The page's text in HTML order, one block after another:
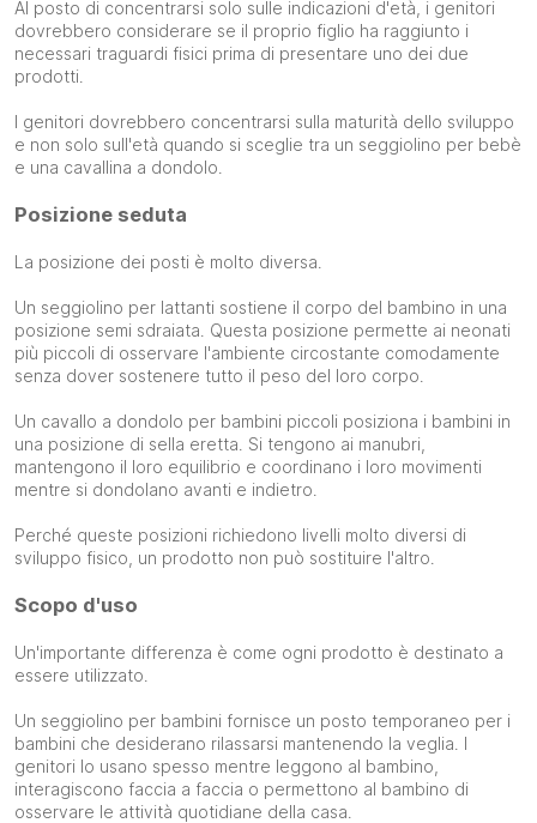
Al posto di concentrarsi solo sulle indicazioni d'età, i genitori
dovrebbero considerare se il proprio figlio ha raggiunto i
necessari traguardi fisici prima di presentare uno dei due
prodotti.
I genitori dovrebbero concentrarsi sulla maturità dello sviluppo
e non solo sull'età quando si sceglie tra un seggiolino per bebè
e una cavallina a dondolo.
Posizione seduta
La posizione dei posti è molto diversa.
Un seggiolino per lattanti sostiene il corpo del bambino in una
posizione semi sdraiata. Questa posizione permette ai neonati
più piccoli di osservare l'ambiente circostante comodamente
senza dover sostenere tutto il peso del loro corpo.
Un cavallo a dondolo per bambini piccoli posiziona i bambini in
una posizione di sella eretta. Si tengono ai manubri,
mantengono il loro equilibrio e coordinano i loro movimenti
mentre si dondolano avanti e indietro.
Perché queste posizioni richiedono livelli molto diversi di
sviluppo fisico, un prodotto non può sostituire l'altro.
Scopo d'uso
Un'importante differenza è come ogni prodotto è destinato a
essere utilizzato.
Un seggiolino per bambini fornisce un posto temporaneo per i
bambini che desiderano rilassarsi mantenendo la veglia. I
genitori lo usano spesso mentre leggono al bambino,
interagiscono faccia a faccia o permettono al bambino di
osservare le attività quotidiane della casa.